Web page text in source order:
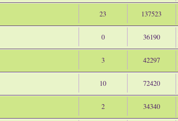
23 137523
0 36190
3 42297
10 72420
2 34340